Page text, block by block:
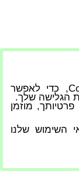
באתר זה אנו משתמשים בקבצי Cookies, כדי לאפשר
הגלישה שלך.
מוזמן
השימוש שלנו